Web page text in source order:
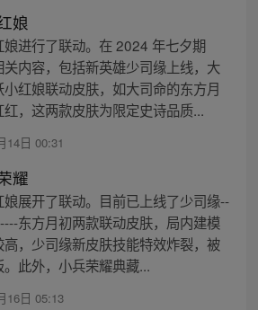
娘
进行了联动。在 2024 年七夕期
内容，包括新英雄少司缘上线，大
红娘联动皮肤，如大司命的东方月
，这两款皮肤为限定史诗品质...
14日 00:31
耀
展开了联动。目前已上线了少司缘--
东方月初两款联动皮肤，局内建模
，少司缘新皮肤技能特效炸裂，被
此外，小兵荣耀典藏...
16日 05:13